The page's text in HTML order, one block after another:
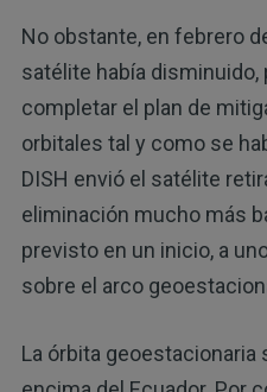
No obstante, en febrero
satélite había disminuido,
completar el plan de
orbitales tal y como se
DISH envió el satélite
eliminación mucho más
previsto en un inicio, a
sobre el arco
La órbita geoestacionaria